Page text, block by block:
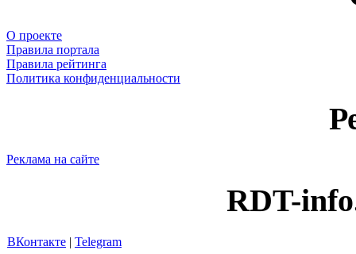
О проекте
Правила портала
Правила рейтинга
Политика конфиденциальности
Реклама на сайте
RDT-
ВКонтакте | Telegram